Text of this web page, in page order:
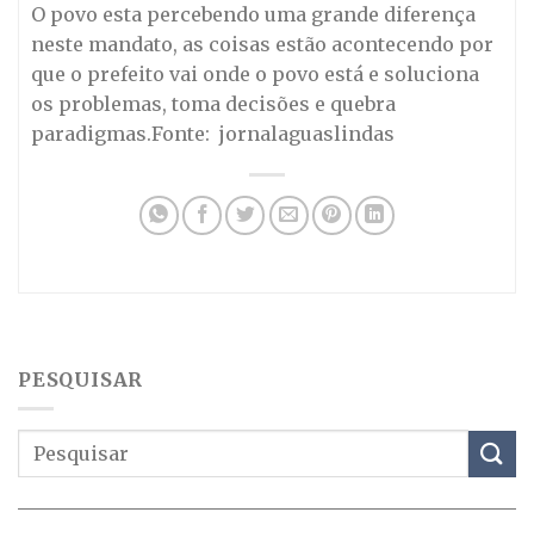
O povo esta percebendo uma grande diferença
neste mandato, as coisas estão acontecendo por
que o prefeito vai onde o povo está e soluciona
os problemas, toma decisões e quebra
paradigmas.Fonte: jornalaguaslindas
PESQUISAR